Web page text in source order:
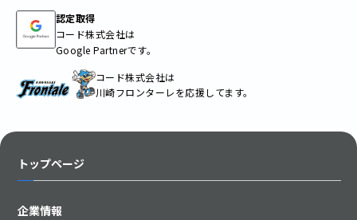
認定取得
コード株式会社は
Google Partnerです。
コード株式会社は
川崎フロンターレを応援してます。
トップページ
企業情報